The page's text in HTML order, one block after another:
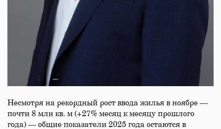
Несмотря на рекордный рост ввода жилья в ноябре —
почти 8 млн кв. м (+27% месяц к месяцу прошлого
года) — общие показатели 2025 года остаются в